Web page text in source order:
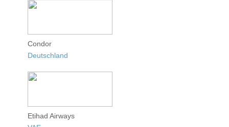
Condor
Deutschland
Etihad Airways